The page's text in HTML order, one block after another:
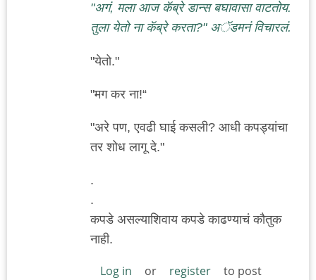
"अगं, मला आज कॅब्रे डान्स बघावासा वाटतोय.
तुला येतो ना कॅब्रे करता?" अॅडमनं विचारलं.
"येतो."
"मग कर ना!“
"अरे पण, एवढी घाई कसली? आधी कपड्यांचा
तर शोध लागू दे."
.
.
कपडे असल्याशिवाय कपडे काढण्याचं कौतुक
नाही.
Log in or register
to post